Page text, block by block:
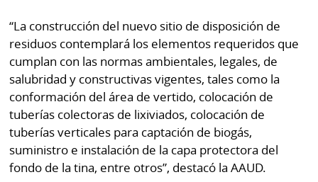
Metro
por
Metro
Tienda
Panamá
Tus
Tiquetes
Mi
Diario
Ellas
Club
La
Prensa
“La construcción del nuevo sitio de disposición de
residuos contemplará los elementos requeridos que
cumplan con las normas ambientales, legales, de
salubridad y constructivas vigentes, tales como la
conformación del área de vertido, colocación de
tuberías colectoras de lixiviados, colocación de
tuberías verticales para captación de biogás,
suministro e instalación de la capa protectora del
fondo de la tina, entre otros”, destacó la AAUD.